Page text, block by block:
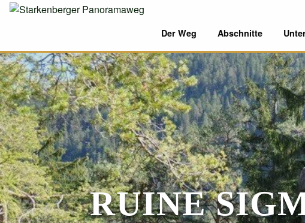
Der Weg Abschnitte
RUINE